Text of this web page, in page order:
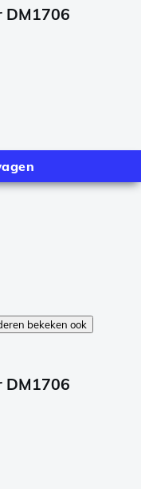
DM1706
bekeken ook
DM1706